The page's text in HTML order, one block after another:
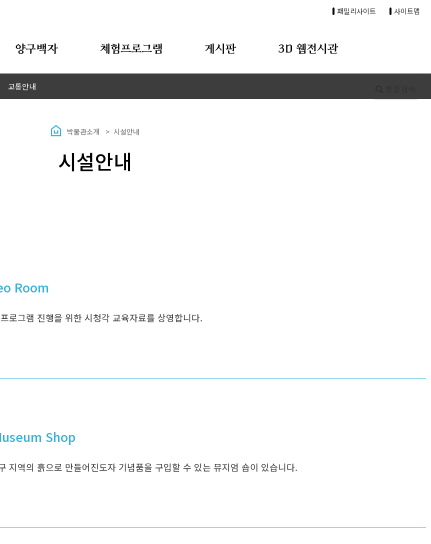
패밀리사이트 사이트맵
교통안내
양구백자 체험프로그램 게시판 3D 웹전시관
박물관소개 시설안내
시설안내
Room
로그램 진행을 위한 시청각 교육자료를 상영합니다.
Shop
지역의 흙으로 만들어진도자 기념품을 구입할 수 있는 뮤지엄 숍이 있습니다.